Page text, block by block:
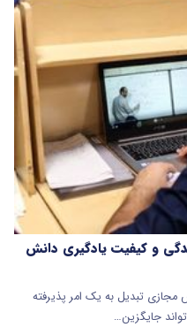
و کیفیت یادگیری دانش
تبدیل به یک امر پذیرفته
جایگزین…